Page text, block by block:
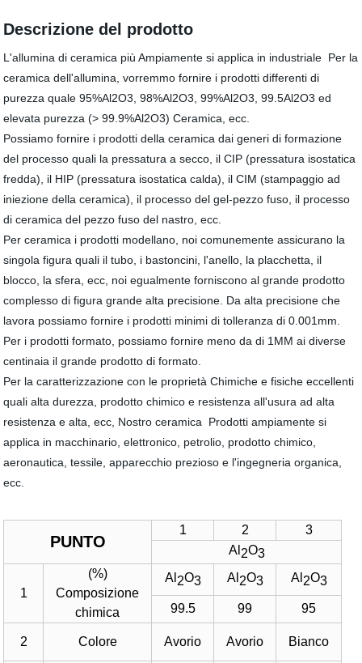
Descrizione del prodotto
L'allumina di ceramica più Ampiamente si applica in industriale Per la
ceramica dell'allumina, vorremmo fornire i prodotti differenti di
purezza quale 95%Al2O3, 98%Al2O3, 99%Al2O3, 99.5Al2O3ed
elevata purezza (> 99.9%Al2O3)Ceramica, ecc.
Possiamo fornire i prodotti della ceramica dai generi di formazione
del processo quali la pressatura a secco, il CIP (pressatura isostatica
fredda), il HIP (pressatura isostatica calda), il CIM (stampaggio ad
iniezione della ceramica), il processo del gel-pezzo fuso, il processo
di ceramica del pezzo fuso del nastro, ecc.
Per ceramica i prodotti modellano, noi comunemente assicurano la
singola figura quali il tubo, i bastoncini, l'anello, la placchetta, il
blocco, la sfera, ecc, noi egualmente forniscono al grande prodotto
complesso di figura grande alta precisione. Da alta precisione che
lavora possiamo fornire i prodotti minimi di tolleranza di 0.001mm.
Per i prodotti formato, possiamo fornire meno da di 1MM ai diverse
centinaia il grande prodotto di formato.
Per la caratterizzazione con le proprietà Chimiche e fisiche eccellenti
quali alta durezza, prodotto chimico e resistenza all'usura ad alta
resistenza e alta, ecc, Nostroceramica Prodottiampiamente si
applica in macchinario, elettronico, petrolio, prodotto chimico,
aeronautica, tessile, apparecchio prezioso e l'ingegneria organica,
ecc.
PUNTO
1 2
3
Al 2O3
1
(%)
Composizione
chimica
Al 2O3 Al 2O3 Al 2O3
99.5 99 95
2 Colore Avorio Avorio Bianco